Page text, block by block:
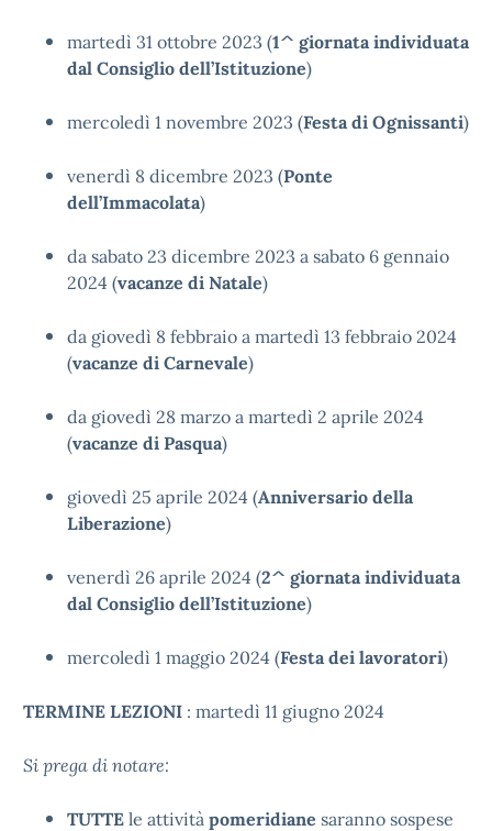
martedì 31 ottobre 2023 (1^ giornata individuata
dal Consiglio dell’Istituzione)
mercoledì 1 novembre 2023 (Festa di Ognissanti)
venerdì 8 dicembre 2023 (Ponte
dell’Immacolata)
da sabato 23 dicembre 2023 a sabato 6 gennaio
2024 (vacanze di Natale)
da giovedì 8 febbraio a martedì 13 febbraio 2024
(vacanze di Carnevale)
da giovedì 28 marzo a martedì 2 aprile 2024
(vacanze di Pasqua)
giovedì 25 aprile 2024 (Anniversario della
Liberazione)
venerdì 26 aprile 2024 (2^ giornata individuata
dal Consiglio dell’Istituzione)
mercoledì 1 maggio 2024 (Festa dei lavoratori)
TERMINE LEZIONI : martedì 11 giugno 2024
Si prega di notare:
TUTTE le attività pomeridiane saranno sospese